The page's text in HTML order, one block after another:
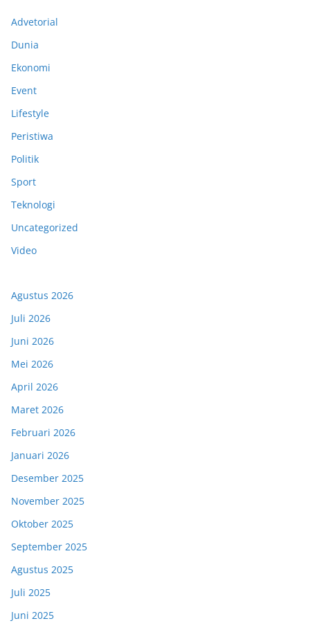
Advetorial
Dunia
Ekonomi
Event
Lifestyle
Peristiwa
Politik
Sport
Teknologi
Uncategorized
Video
Agustus 2026
Juli 2026
Juni 2026
Mei 2026
April 2026
Maret 2026
Februari 2026
Januari 2026
Desember 2025
November 2025
Oktober 2025
September 2025
Agustus 2025
Juli 2025
Juni 2025